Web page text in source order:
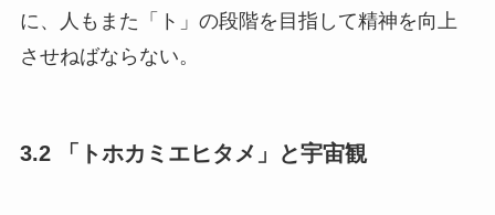
に、人もまた「ト」の段階を目指して精神を向上
させねばならない。
3.2 「トホカミエヒタメ」と宇宙観